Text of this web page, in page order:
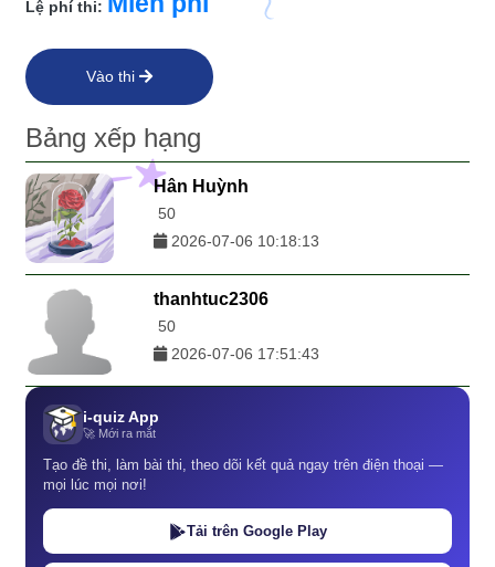
Lệ phí thi:
Vào thi
Bảng xếp hạng
Hân Huỳnh
50
2026-07-06 10:18:13
thanhtuc2306
50
2026-07-06 17:51:43
i-quiz App
🚀 Mới ra mắt
Tạo đề thi, làm bài thi, theo dõi kết quả ngay trên điện thoại —
mọi lúc mọi nơi!
Tải trên Google Play